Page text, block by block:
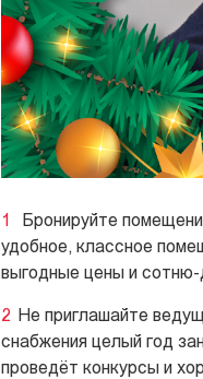
Бронируйте
удобное, классное
выгодные цены и сотню-
Не приглашайте
снабжения целый год
проведёт конкурсы и